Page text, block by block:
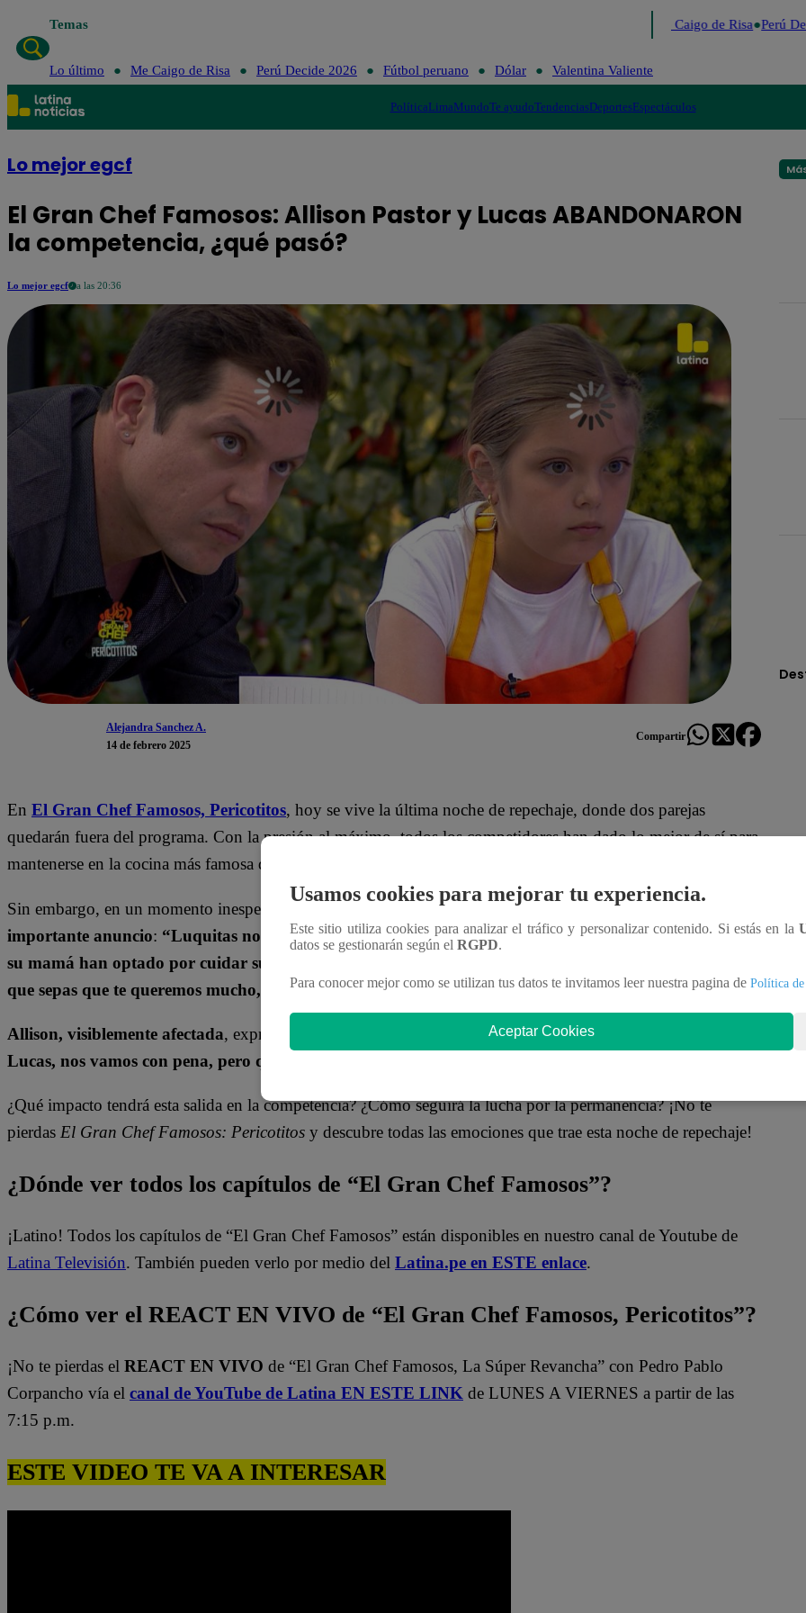
Temas Me Caigo de Risa Perú
Lo último Me Caigo de Risa Perú Decide 2026 Fútbol peruano Dólar Valentina Valiente
PolíticaLimaMundoTe ayudoTendenciasDeportesEspectáculos
Lo mejor egcf
El Gran Chef Famosos: Allison Pastor y Lucas ABANDONARON
la competencia, ¿qué pasó?
Lo mejor egcf a las 20:36
Alejandra Sanchez A.
14 de febrero 2025
Compartir
En El Gran Chef Famosos, Pericotitos, hoy se vive la última noche de repechaje, donde dos parejas
quedarán fuera del programa. Con la presión al máximo, todos los competidores han dado lo mejor de sí para
mantenerse en la cocina más famosa del Perú.
Sin embargo, en un momento inesperado,
Armando Machuca interrumpió la competencia para dar un
importante anuncio: “Luquitas no va a poder continuar en competencia, se siente delicado y junto a
su mamá han optado por cuidar su salud”
que sepas que te queremos mucho, esta es tu casa y queremos que vengas cuando quieras”.
Allison, visiblemente afectada, expresó su sentir ante la salida del programa:“Primero es la salud de
Lucas, nos vamos con pena, pero quiero agradecer a todos por el apoyo”
¿Qué impacto tendrá esta salida en la competencia? ¿Cómo seguirá la lucha por la permanencia? ¡No te
pierdas El Gran Chef Famosos: Pericotitos y descubre todas las emociones que trae esta noche de repechaje!
¿Dónde ver todos los capítulos de “El Gran Chef Famosos”?
¡Latino! Todos los capítulos de “El Gran Chef Famosos” están disponibles en nuestro canal de Youtube de
Latina Televisión. También pueden verlo por medio del Latina.pe en ESTE enlace.
¿Cómo ver el REACT EN VIVO de “El Gran Chef Famosos, Pericotitos”?
¡No te pierdas el REACT EN VIVO de “El Gran Chef Famosos, La Súper Revancha” con Pedro Pablo
Corpancho vía el canal de YouTube de Latina EN ESTE LINK de LUNES A VIERNES a partir de las
7:15 p.m.
ESTE VIDEO TE VA A INTERESAR
Usamos cookies para mejorar tu experiencia.
Este sitio utiliza cookies para analizar el tráfico y personalizar contenido. Si estás en la
datos se gestionarán según el RGPD.
Para conocer mejor como se utilizan tus datos te invitamos leer nuestra pagina de Política
Aceptar Cookies